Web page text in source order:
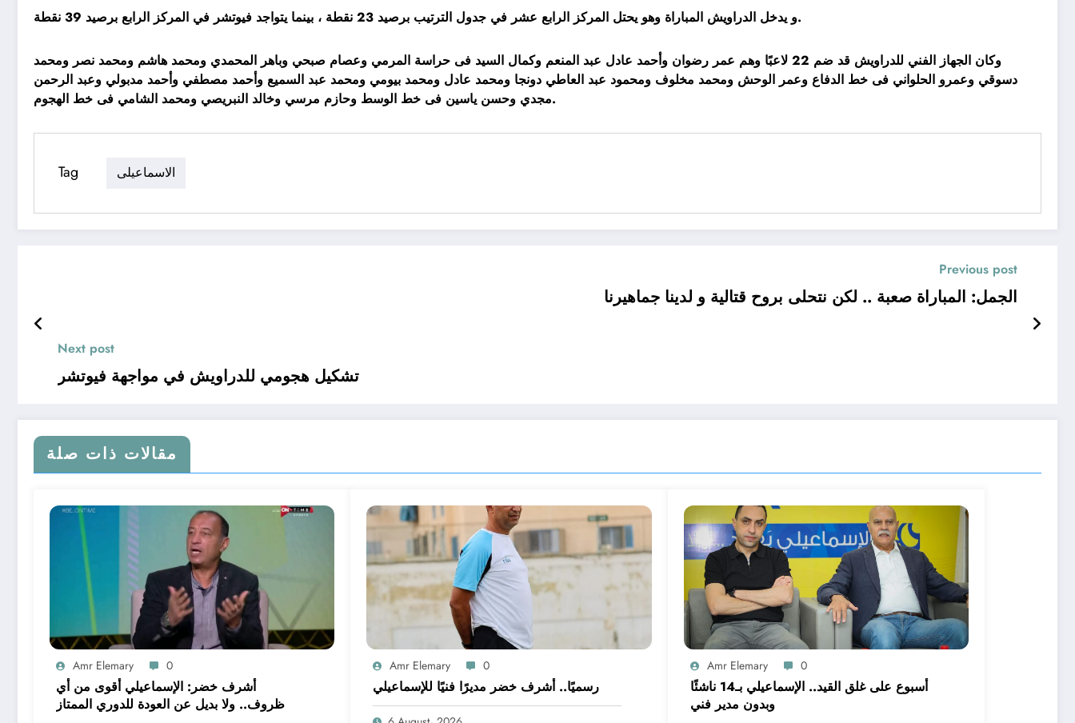
و يدخل الدراويش المباراة وهو يحتل المركز الرابع عشر في جدول الترتيب برصيد 23 نقطة ، بينما يتواجد فيوتشر في المركز الرابع برصيد 39 نقطة.
وكان الجهاز الفني للدراويش قد ضم 22 لاعبًا وهم عمر رضوان وأحمد عادل عبد المنعم وكمال السيد فى حراسة المرمي وعصام صبحي وباهر المحمدي ومحمد هاشم ومحمد نصر ومحمد
دسوقي وعمرو الحلواني فى خط الدفاع وعمر الوحش ومحمد مخلوف ومحمود عبد العاطي دونجا ومحمد عادل ومحمد بيومي ومحمد عبد السميع وأحمد مصطفي وأحمد مدبولي وعبد الرحمن
مجدي وحسن ياسين فى خط الوسط وحازم مرسي وخالد النبريصي ومحمد الشامي فى خط الهجوم.
Tag الاسماعيلى
Previous post
الجمل: المباراة صعبة .. لكن نتحلى بروح قتالية و لدينا جماهيرنا
Next post
تشكيل هجومي للدراويش في مواجهة فيوتشر
مقالات ذات صلة
Amr Elemary 0
أشرف خضر: الإسماعيلي أقوى من أي
ظروف.. ولا بديل عن العودة للدوري الممتاز
Amr Elemary 0
رسميًا.. أشرف خضر مديرًا فنيًا للإسماعيلي
Amr Elemary 0
أسبوع على غلق القيد.. الإسماعيلي بـ14 ناشئًا
وبدون مدير فني